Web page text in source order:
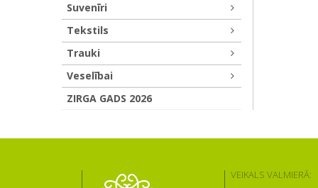
Suvenīri
Tekstils
Trauki
Veselībai
ZIRGA GADS 2026
VEIKALS VALMIERĀ: